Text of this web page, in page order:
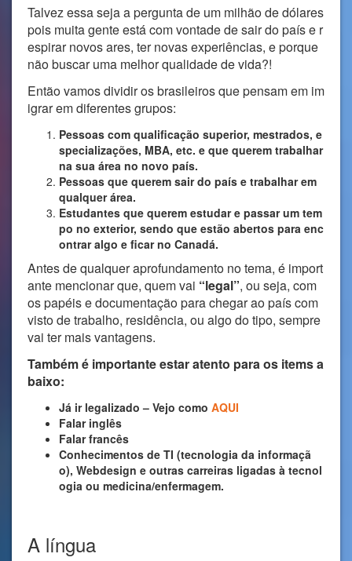
Talvez essa seja a pergunta de um milhão de dólares
pois muita gente está com vontade de sair do país e r
espirar novos ares, ter novas experiências, e porque
não buscar uma melhor qualidade de vida?!
Então vamos dividir os brasileiros que pensam em im
igrar em diferentes grupos:
Pessoas com qualificação superior, mestrados, e
specializações, MBA, etc. e que querem trabalhar
na sua área no novo país.
Pessoas que querem sair do país e trabalhar em
qualquer área.
Estudantes que querem estudar e passar um tem
po no exterior, sendo que estão abertos para enc
ontrar algo e ficar no Canadá.
Antes de qualquer aprofundamento no tema, é import
ante mencionar que, quem vai “legal”, ou seja, com
os papéis e documentação para chegar ao país com
visto de trabalho, residência, ou algo do tipo, sempre
vai ter mais vantagens.
Também é importante estar atento para os items a
baixo:
Já ir legalizado – Vejo como AQUI
Falar inglês
Falar francês
Conhecimentos de TI (tecnologia da informaçã
o), Webdesign e outras carreiras ligadas à tecnol
ogia ou medicina/enfermagem.
A língua